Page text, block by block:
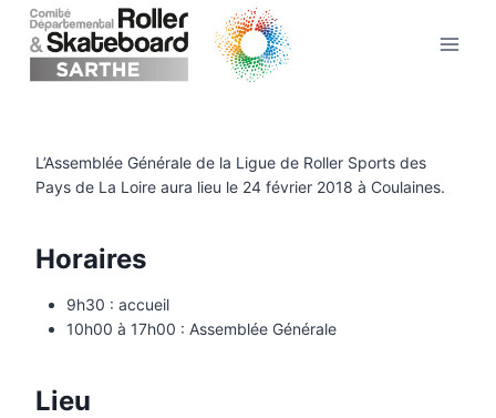
Aller
contenu
L’Assemblée Générale de la Ligue de Roller Sports des
Pays de La Loire aura lieu le 24 février 2018 à Coulaines.
Horaires
9h30 : accueil
10h00 à 17h00 : Assemblée Générale
Lieu